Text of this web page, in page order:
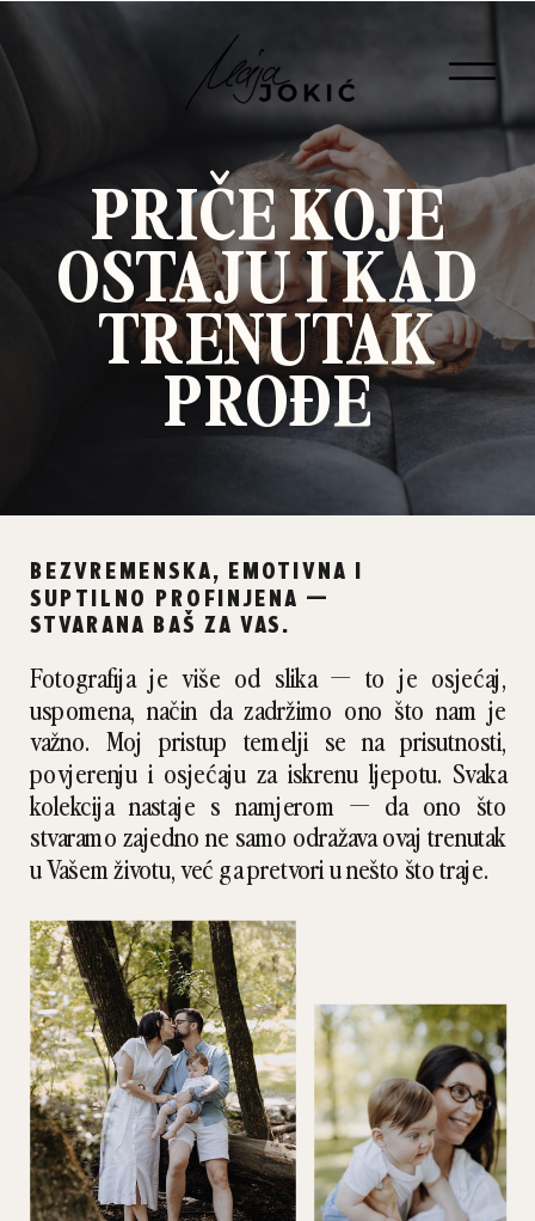
PRIČE KOJE
OSTAJU I KAD
TRENUTAK
PROĐE
Fotografija je više od slika — to je osjećaj,
uspomena, način da zadržimo ono što nam je
važno. Moj pristup temelji se na prisutnosti,
povjerenju i osjećaju za iskrenu ljepotu. Svaka
kolekcija nastaje s namjerom — da ono što
stvaramo zajedno ne samo odražava ovaj trenutak
u Vašem životu, već ga pretvori u nešto što traje.
BEZVREMENSKA, EMOTIVNA I
SUPTILNO PROFINJENA —
STVARANA BAŠ ZA VAS.